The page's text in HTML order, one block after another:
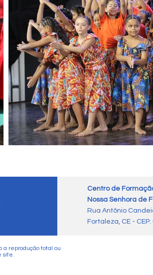
Centro de
Nossa Senhora de
Rua Antônio
Fortaleza, CE -
a reprodução total ou
site.